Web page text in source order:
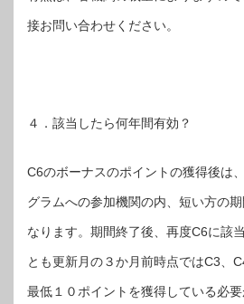
接お問い合わせください。
４．該当したら何年間有効？
C6のボーナスのポイントの獲得後は
グラムへの参加機関の内、短い方の
なります。期間終了後、再度C6に該
とも更新月の３か月前時点ではC3、
最低１０ポイントを獲得している必要